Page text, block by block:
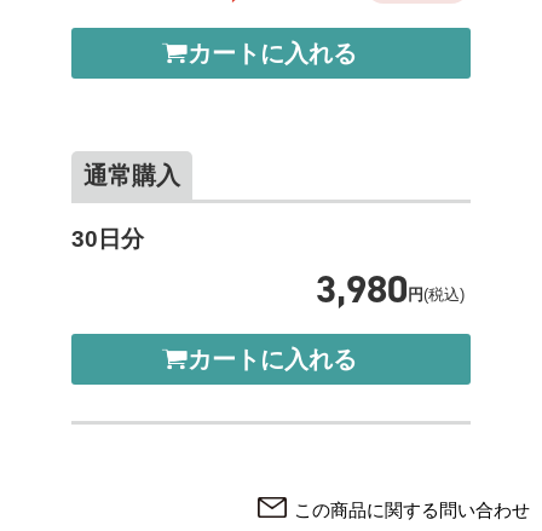
カートに入れる
通常購入
30日分
3,980 円(税込)
カートに入れる
この商品に関する問い合わせ